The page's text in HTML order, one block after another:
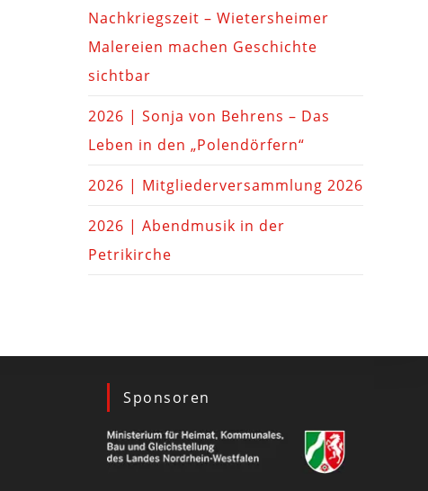
Nachkriegszeit – Wietersheimer
Malereien machen Geschichte
sichtbar
2026 | Sonja von Behrens – Das
Leben in den „Polendörfern“
2026 | Mitgliederversammlung 2026
2026 | Abendmusik in der
Petrikirche
Sponsoren